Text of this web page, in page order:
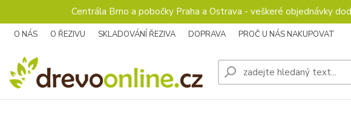
Centrála Brno a pobočky Praha a Ostrava - veškeré objednávky
O NÁS O ŘEZIVU SKLADOVÁNÍ ŘEZIVA DOPRAVA PROČ U NÁS NAKUPOVAT